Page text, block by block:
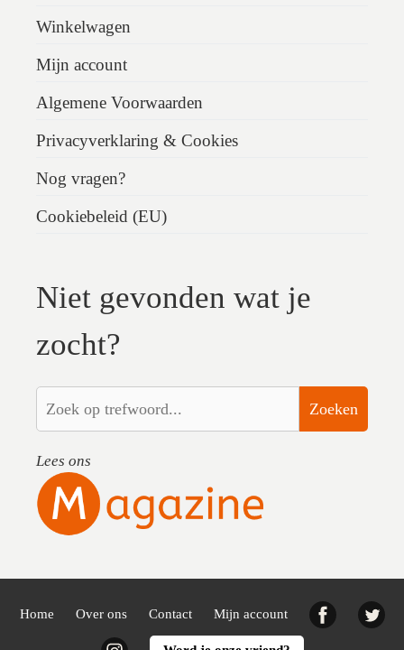
Winkelwagen
Mijn account
Algemene Voorwaarden
Privacyverklaring & Cookies
Nog vragen?
Cookiebeleid (EU)
Niet gevonden wat je
zocht?
Zoeken
Lees ons
Home Over ons Contact Mijn account Facebook
Instagram